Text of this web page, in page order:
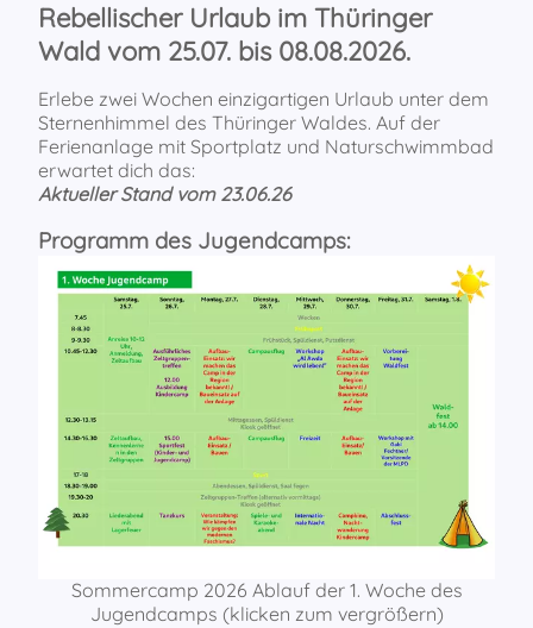
Rebellischer Urlaub im Thüringer
Wald vom 25.07. bis 08.08.2026.
Erlebe zwei Wochen einzigartigen Urlaub unter dem
Sternenhimmel des Thüringer Waldes. Auf der
Ferienanlage mit Sportplatz und Naturschwimmbad
erwartet dich das:
Aktueller Stand vom 23.06.26
Programm des Jugendcamps:
Sommercamp 2026 Ablauf der 1. Woche des
Jugendcamps (klicken zum vergrößern)